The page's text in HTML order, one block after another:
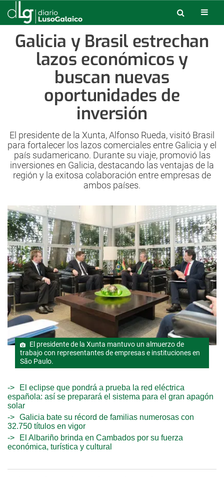
Galicia y Brasil estrechan
lazos económicos y
buscan nuevas
oportunidades de
inversión
El presidente de la Xunta, Alfonso Rueda, visitó Brasil
para fortalecer los lazos comerciales entre Galicia y el
país sudamericano. Durante su viaje, promovió las
inversiones en Galicia, destacando las ventajas de la
región y la exitosa colaboración entre empresas de
ambos países.
El presidente de la Xunta mantuvo un almuerzo de
trabajo con representantes de empresas e instituciones en
São Paulo.
El eclipse que pondrá a prueba la red eléctrica
española: así se preparará el sistema para el gran apagón
solar
Galicia bate su récord de familias numerosas con
32.750 títulos en vigor
El Albariño brinda en Cambados por su fuerza
económica, turística y cultural